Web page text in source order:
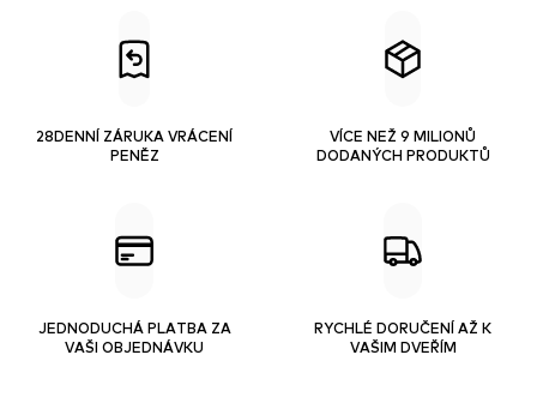
28DENNÍ ZÁRUKA VRÁCENÍ
PENĚZ
VÍCE NEŽ 9 MILIONŮ
DODANÝCH PRODUKTŮ
JEDNODUCHÁ PLATBA ZA
VAŠI OBJEDNÁVKU
RYCHLÉ DORUČENÍ AŽ K
VAŠIM DVEŘÍM